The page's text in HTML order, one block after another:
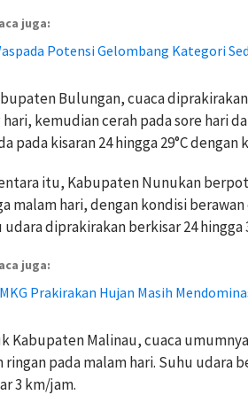
juga:
Potensi Gelombang Kategori
Bulungan, cuaca
hari, kemudian cerah pada sore hari
pada kisaran 24 hingga 29°C
itu, Kabupaten Nunukan
malam hari, dengan kondisi
udara diprakirakan berkisar 24
juga:
Prakirakan Hujan Masih
Kabupaten Malinau, cuaca
ringan pada malam hari. Suhu udara
3 km/jam.